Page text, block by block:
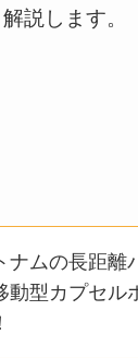
説します。
ナムの長距離
動型カプセル